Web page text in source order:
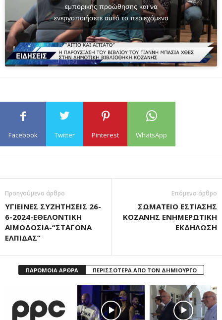
εμπορικής προώθησης και να
ενεργοποιήσετε αυτό το περιεχόμενο
Facebook Twitter Pinterest WhatsApp
Προηγούμενο άρθρο
ΥΓΙΕΙΝΕΣ ΣΥΖΗΤΗΣΕΙΣ 26-
6-2024-ΕΘΕΛΟΝΤΙΚΗ
ΑΙΜΟΔΟΣΙΑ-“ΣΤΑΓΟΝΑ
ΕΛΠΙΔΑΣ”
Επόμενο άρθρο
ΣΩΜΑΤΕΙΟ ΕΣΤΙΑΣΗΣ
ΚΟΖΑΝΗΣ ΕΝΗΜΕΡΩΤΙΚΗ
ΕΚΔΗΛΩΣΗ
ΠΑΡΟΜΟΙΑ ΑΡΘΡΑ ΠΕΡΙΣΣΟΤΕΡΑ ΑΠΟ ΤΟΝ ΔΗΜΙΟΥΡΓΟ